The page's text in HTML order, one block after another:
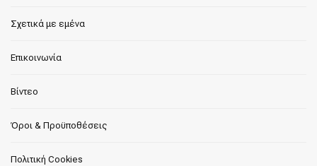
Σχετικά με εμένα
Επικοινωνία
Βίντεο
Όροι & Προϋποθέσεις
Πολιτική Cookies